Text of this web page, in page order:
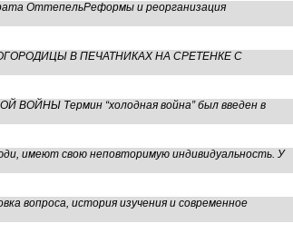
ОттепельРеформы и реорганизация
В ПЕЧАТНИКАХ НА СРЕТЕНКЕ С
Термин “холодная война” был введен в
имеют свою неповторимую индивидуальность. У
вопроса, история изучения и современное